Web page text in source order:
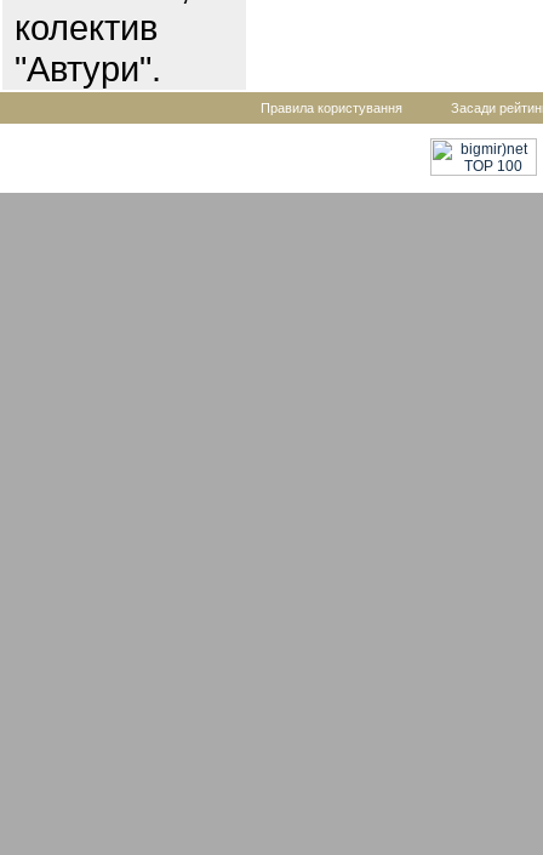
колектив
"Автури".
Правила користування Засади